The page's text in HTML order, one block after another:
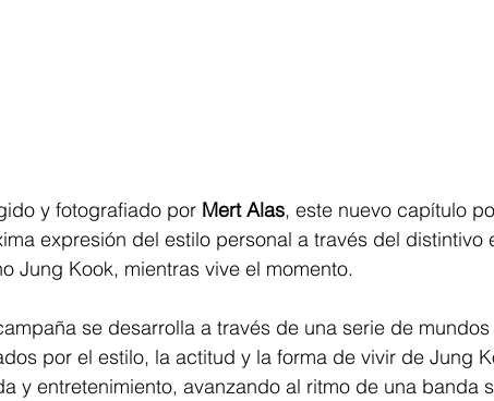
y fotografiado por Mert Alas, este nuevo capítulo
expresión del estilo personal a través del distintivo
Jung Kook, mientras vive el momento.
se desarrolla a través de una serie de
por el estilo, la actitud y la forma de vivir de Jung
y entretenimiento, avanzando al ritmo de una banda